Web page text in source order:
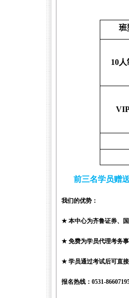
班
10
前三名学员赠
我们的优势：
★ 本中心为齐鲁证券、
★ 免费为学员代理考务
★ 学员通过考试后可直
报名热线： 0531-